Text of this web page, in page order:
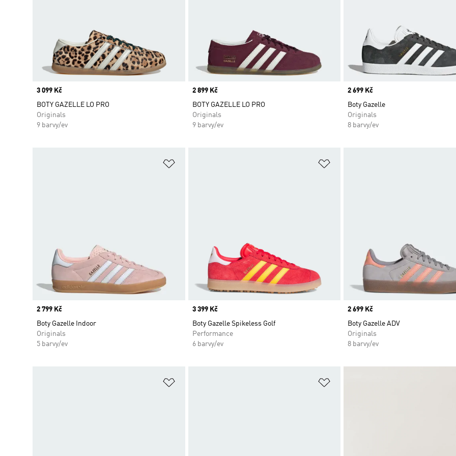
Price
3 099 Kč
BOTY GAZELLE LO PRO
Originals
9 barvy/ev
Price
2 899 Kč
BOTY GAZELLE LO PRO
Originals
9 barvy/ev
Price
2 699 Kč
Boty Gazelle
Originals
8 barvy/ev
Price
2 799 Kč
Boty Gazelle Indoor
Originals
5 barvy/ev
Price
3 399 Kč
Boty Gazelle Spikeless Golf
Performance
6 barvy/ev
Price
2 699 Kč
Boty Gazelle ADV
Originals
8 barvy/ev